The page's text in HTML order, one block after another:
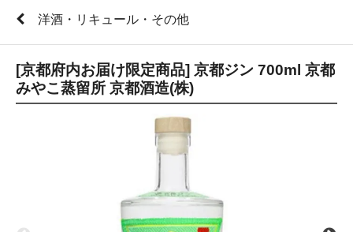
洋酒・リキュール・その他
[京都府内お届け限定商品] 京都ジン 700ml 京都
みやこ蒸留所 京都酒造(株)